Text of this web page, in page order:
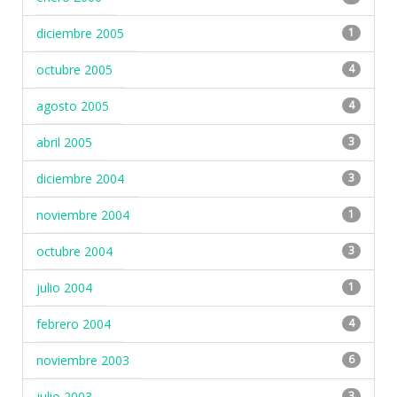
diciembre 2005 1
octubre 2005 4
agosto 2005 4
abril 2005 3
diciembre 2004 3
noviembre 2004 1
octubre 2004 3
julio 2004 1
febrero 2004 4
noviembre 2003 6